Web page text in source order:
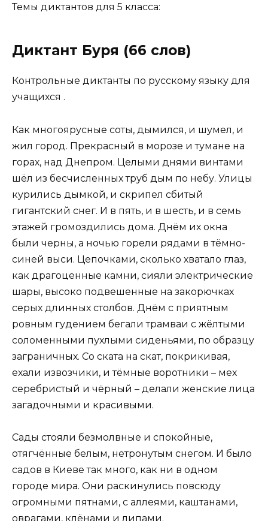
Темы диктантов для 5 класса:
Диктант Буря (66 слов)
Контрольные диктанты по русскому языку для
учащихся .
Как многоярусные соты, дымился, и шумел, и
жил город. Прекрасный в морозе и тумане на
горах, над Днепром. Целыми днями винтами
шёл из бесчисленных труб дым по небу. Улицы
курились дымкой, и скрипел сбитый
гигантский снег. И в пять, и в шесть, и в семь
этажей громоздились дома. Днём их окна
были черны, а ночью горели рядами в тёмно-
синей выси. Цепочками, сколько хватало глаз,
как драгоценные камни, сияли электрические
шары, высоко подвешенные на закорючках
серых длинных столбов. Днём с приятным
ровным гудением бегали трамваи с жёлтыми
соломенными пухлыми сиденьями, по образцу
заграничных. Со ската на скат, покрикивая,
ехали извозчики, и тёмные воротники – мех
серебристый и чёрный – делали женские лица
загадочными и красивыми.
Сады стояли безмолвные и спокойные,
отягчённые белым, нетронутым снегом. И было
садов в Киеве так много, как ни в одном
городе мира. Они раскинулись повсюду
огромными пятнами, с аллеями, каштанами,
оврагами, клёнами и липами.